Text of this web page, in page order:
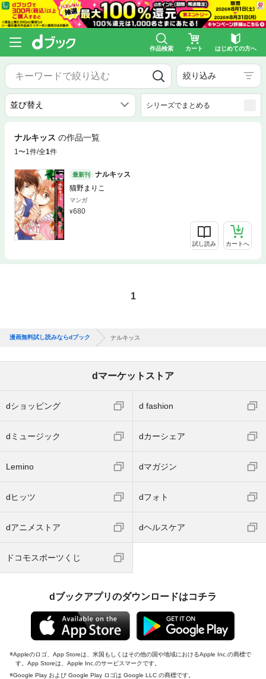
作品検索 カート はじめての方へ
絞り込み
シリーズでまとめる
ナルキッス の作品一覧
1〜1件/全1件
最新刊
ナルキッス
猫野まりこ
マンガ
680
試し読み カートへ
1
漫画無料試し読みならdブック ナルキッス
dマーケットストア
dショッピング d fashion
dミュージック dカーシェア
Lemino dマガジン
dヒッツ dフォト
dアニメストア dヘルスケア
ドコモスポーツくじ
dブックアプリのダウンロードはコチラ
Appleのロゴ、App Storeは、米国もしくはその他の国や地域におけるApple Inc.の商標で
す。App Storeは、Apple Inc.のサービスマークです。
Google Play および Google Play ロゴは Google LLC の商標です。